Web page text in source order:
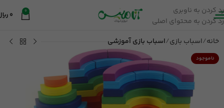
رد کردن به ناوبری
رد کردن به محتوای اصلی
0
0
خانه اسباب بازی اسباب بازی آموزشی
ناموجود